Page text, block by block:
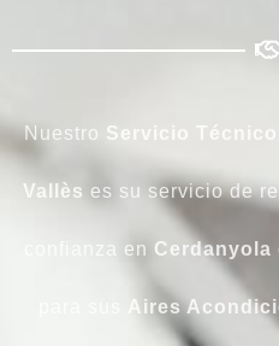
Nuestro Servicio
Vallès es su servicio de
confianza en Cerdanyola
Aires